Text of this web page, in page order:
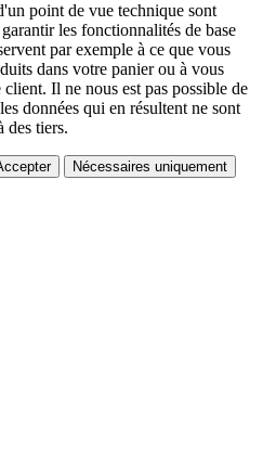
point de vue technique sont
les fonctionnalités de base
par exemple à ce que vous
dans votre panier ou à vous
Il ne nous est pas possible de
données qui en résultent ne sont
des tiers.
Nécessaires uniquement